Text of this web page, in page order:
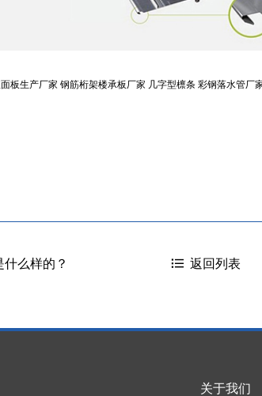
板生产厂家 钢筋桁架楼承板厂家 几字型檩条 彩钢落水管厂
么样的？ 返回列表
关于我们